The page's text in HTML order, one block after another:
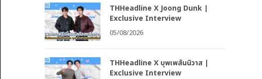
THHeadline X Joong Dunk |
Exclusive Interview
05/08/2026
THHeadline X บุพเพสันนิวาส |
Exclusive Interview